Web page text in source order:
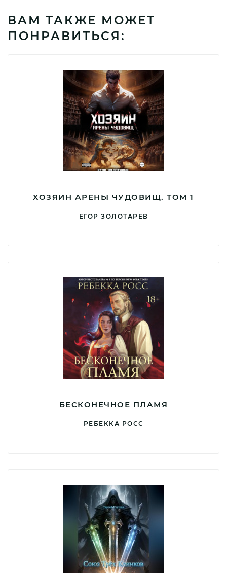
ВАМ ТАКЖЕ МОЖЕТ
ПОНРАВИТЬСЯ:
ХОЗЯИН АРЕНЫ ЧУДОВИЩ. ТОМ 1
ЕГОР ЗОЛОТАРЕВ
БЕСКОНЕЧНОЕ ПЛАМЯ
РЕБЕККА РОСС